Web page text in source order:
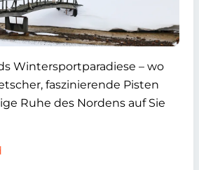
Wintersportparadiese – wo
faszinierende Pisten
Ruhe des Nordens auf Sie